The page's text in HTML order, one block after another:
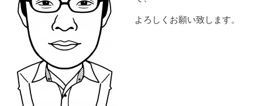
よろしくお願い致します。